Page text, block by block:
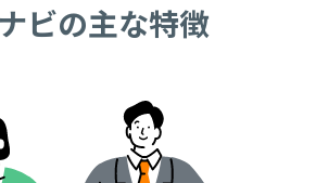
ビの主な特徴